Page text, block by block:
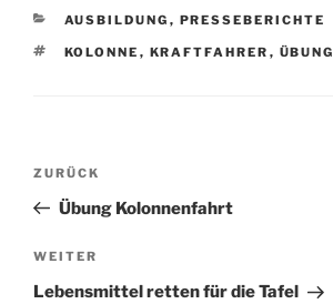
KATEGORIEN
AUSBILDUNG , PRESSEBERICHTE
SCHLAGWÖRTER
KOLONNE , KRAFTFAHRER , ÜBUNG
Beitragsnavigation
Vorheriger
Beitrag
ZURÜCK
Übung Kolonnenfahrt
Nächster
Beitrag
WEITER
Lebensmittel retten für die Tafel